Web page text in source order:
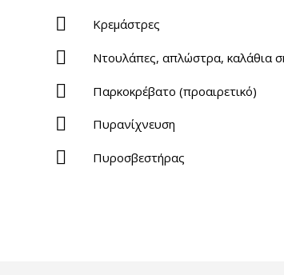
Κρεμάστρες
Ντουλάπες, απλώστρα, καλάθια
Παρκοκρέβατο (προαιρετικό)
Πυρανίχνευση
Πυροσβεστήρας